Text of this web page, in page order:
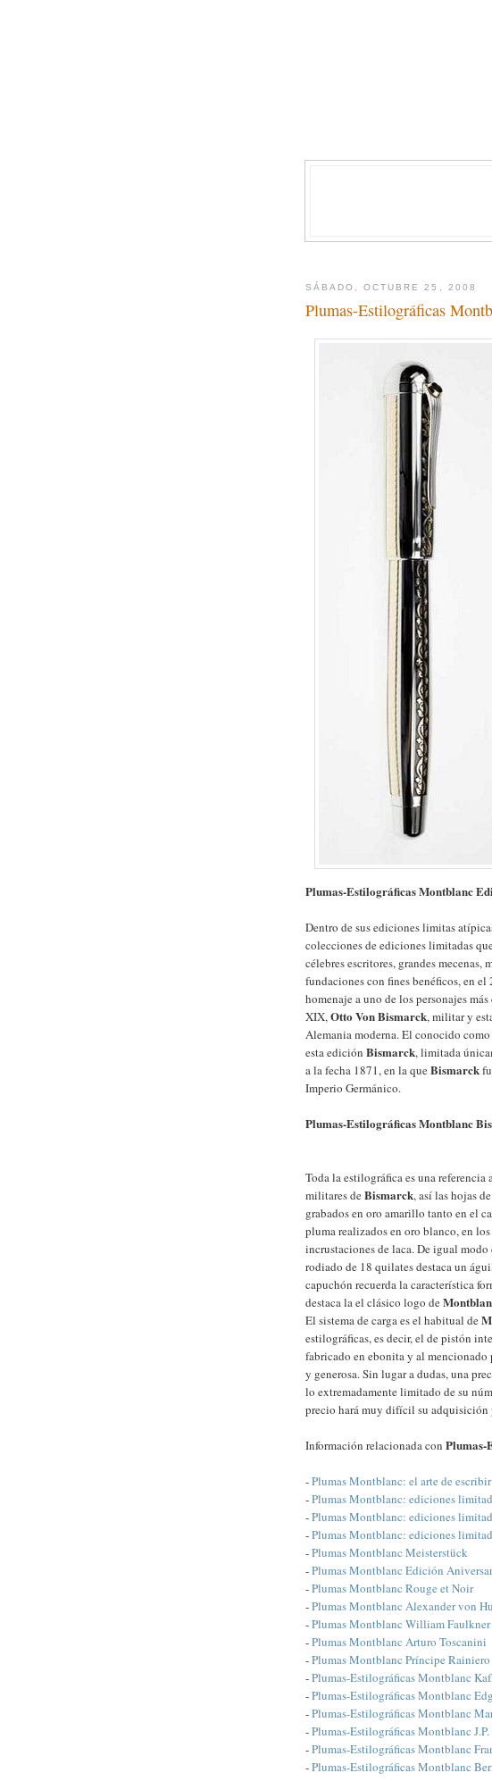
SÁBADO, OCTUBRE 25, 2008
Plumas-Estilográficas
Plumas-Estilográficas Montblanc
Dentro de sus ediciones limitas
colecciones de ediciones limitadas
célebres escritores, grandes
fundaciones con fines benéficos, en
homenaje a uno de los personajes
XIX,Otto Von Bismarck, militar y
Alemania moderna. El conocido
esta edición Bismarck, limitada
a la fecha 1871, en la queBismarck
Imperio Germánico.
Plumas-Estilográficas Montblanc
Toda la estilográfica es una
militares deBismarck, así las hojas
grabados en oro amarillo tanto en el
pluma realizados en oro blanco, en
incrustaciones de laca. De igual
rodiado de 18 quilates destaca un
capuchón recuerda la característica
destaca la el clásico logo de
El sistema de carga es el habitual de
estilográficas, es decir, el de pistón
fabricado en ebonita y al
y generosa. Sin lugar a dudas, una
lo extremadamente limitado de su
precio hará muy difícil su adquisición
Información relacionada con Plumas-
-Plumas Montblanc: el arte de escribir
-Plumas Montblanc: ediciones
-Plumas Montblanc: ediciones
-Plumas Montblanc: ediciones
-Plumas Montblanc Meisterstück
-Plumas Montblanc Edición
-Plumas Montblanc Rouge et Noir
-Plumas Montblanc Alexander von
-Plumas Montblanc William Faulkner
-Plumas Montblanc Arturo Toscanini
-Plumas Montblanc Príncipe
-Plumas-Estilográficas Montblanc
-Plumas-Estilográficas Montblanc
-Plumas-Estilográficas Montblanc
-Plumas-Estilográficas Montblanc
-Plumas-Estilográficas Montblanc
-Plumas-Estilográficas Montblanc